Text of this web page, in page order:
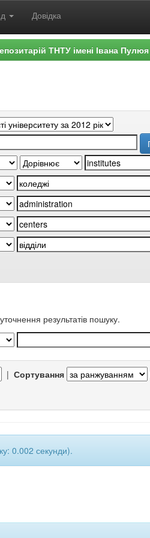
Довідка
ТНТУ імені Івана Пулюя
результатів пошуку.
| Сортування
0.002 секунди).